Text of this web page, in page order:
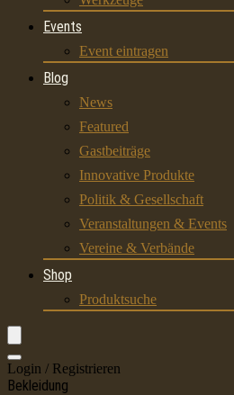
Events
Event eintragen
Blog
News
Featured
Gastbeiträge
Innovative Produkte
Politik & Gesellschaft
Veranstaltungen & Events
Vereine & Verbände
Shop
Produktsuche
Login / Registrieren
Bekleidung